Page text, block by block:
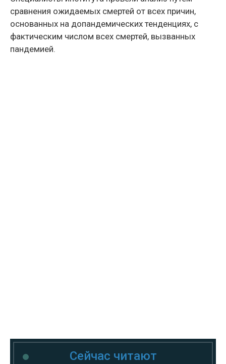
сравнения ожидаемых смертей от всех причин,
основанных на допандемических тенденциях, с
фактическим числом всех смертей, вызванных
пандемией.
Сейчас читают